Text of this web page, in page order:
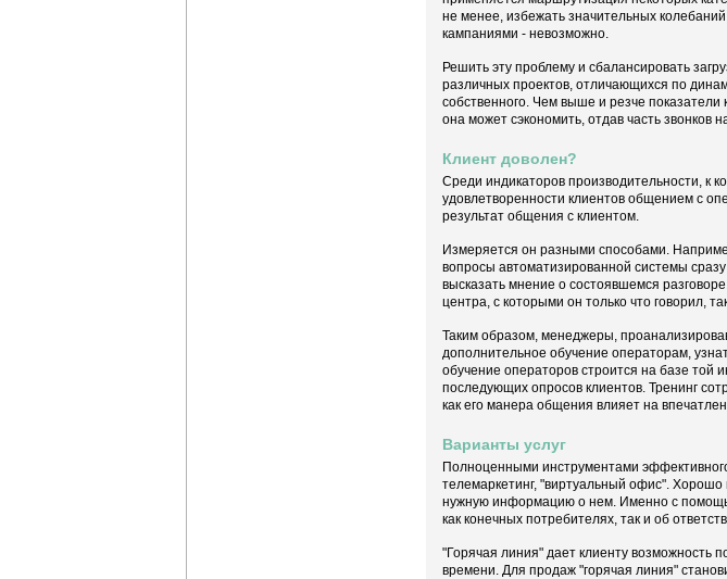
не менее, избежать значительных
кампаниями - невозможно.
Решить эту проблему и сбалансировать
различных проектов, отличающихся по
собственного. Чем выше и резче
она может сэкономить, отдав часть звонков
Клиент доволен?
Среди индикаторов производительности, к
удовлетворенности клиентов общением с
результат общения с клиентом.
Измеряется он разными способами.
вопросы автоматизированной системы
высказать мнение о состоявшемся
центра, с которыми он только что говорил,
Таким образом, менеджеры,
дополнительное обучение операторам,
обучение операторов строится на базе той
последующих опросов клиентов. Тренинг
как его манера общения влияет на
Варианты услуг
Полноценными инструментами
телемаркетинг, "виртуальный офис".
нужную информацию о нем. Именно с
как конечных потребителях, так и об
"Горячая линия" дает клиенту возможность
времени. Для продаж "горячая линия"